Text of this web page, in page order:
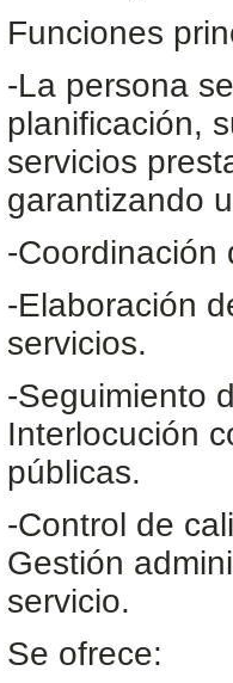
Funciones
-La persona
planificación,
servicios
garantizando
-Coordinación
-Elaboración
servicios.
-Seguimiento
Interlocución
públicas.
-Control de
Gestión
servicio.
Se ofrece: